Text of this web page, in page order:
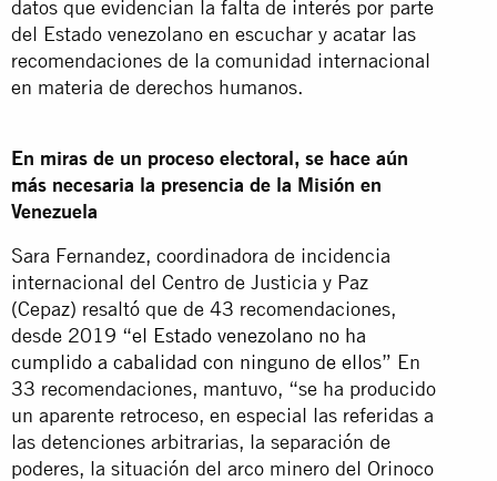
datos que evidencian la falta de interés por parte
del Estado venezolano en escuchar y acatar las
recomendaciones de la comunidad internacional
en materia de derechos humanos.
En miras de un proceso electoral, se hace aún
más necesaria la presencia de la Misión en
Venezuela
Sara Fernandez, coordinadora de incidencia
internacional del Centro de Justicia y Paz
(Cepaz) resaltó que de 43 recomendaciones,
desde 2019 “el Estado venezolano no ha
cumplido a cabalidad con ninguno de ellos” En
33 recomendaciones, mantuvo, “se ha producido
un aparente retroceso, en especial las referidas a
las detenciones arbitrarias, la separación de
poderes, la situación del arco minero del Orinoco